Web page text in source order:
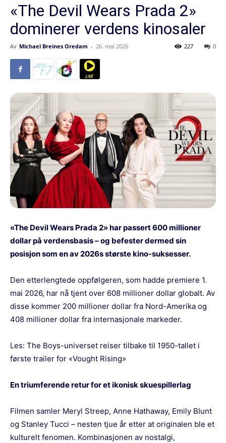
«The Devil Wears Prada 2»
dominerer verdens kinosaler
Av Michael Breines Oredam - 26. mai 2026 0
227
«The Devil Wears Prada 2» har passert 600 millioner
dollar på verdensbasis – og befester dermed sin
posisjon som en av 2026s største kino-suksesser.
Den etterlengtede oppfølgeren, som hadde premiere 1.
mai 2026, har nå tjent over 608 millioner dollar globalt. Av
disse kommer 200 millioner dollar fra Nord-Amerika og
408 millioner dollar fra internasjonale markeder.
Les: The Boys-universet reiser tilbake til 1950-tallet i
første trailer for «Vought Rising»
En triumferende retur for et ikonisk skuespillerlag
Filmen samler Meryl Streep, Anne Hathaway, Emily Blunt
og Stanley Tucci – nesten tjue år etter at originalen ble et
kulturelt fenomen. Kombinasjonen av nostalgi,